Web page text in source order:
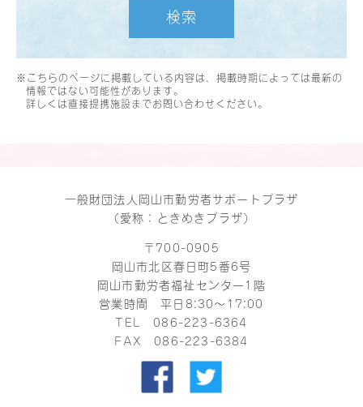
検索
※こちらのページに掲載している内容は、掲載時期によっては最新の
情報ではない可能性があります。
詳しくは直接提携施設までお問い合わせください。
一般財団法人岡山市勤労者サポートプラザ
（愛称：ときめきプラザ）
〒700-0905
岡山市北区春日町5番6号
岡山市勤労者福祉センター1階
営業時間 平日8:30～17:00
TEL086-223-6364
FAX 086-223-6384